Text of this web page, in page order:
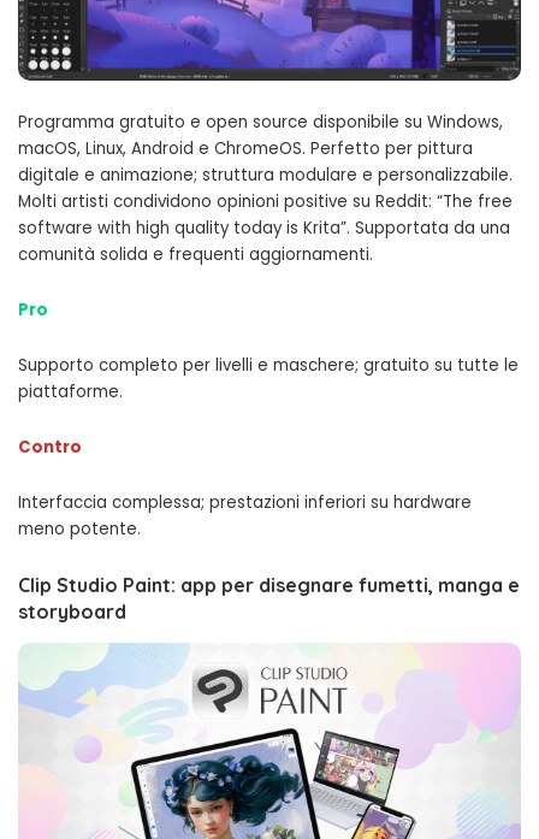
Programma gratuito e open source disponibile su Windows,
macOS, Linux, Android e ChromeOS. Perfetto per pittura
digitale e animazione; struttura modulare e personalizzabile.
Molti artisti condividono opinioni positive su Reddit: “The free
software with high quality today is Krita”. Supportata da una
comunità solida e frequenti aggiornamenti.
Pro
Supporto completo per livelli e maschere; gratuito su tutte le
piattaforme.
Contro
Interfaccia complessa; prestazioni inferiori su hardware
meno potente.
Clip Studio Paint: app per disegnare fumetti, manga e
storyboard